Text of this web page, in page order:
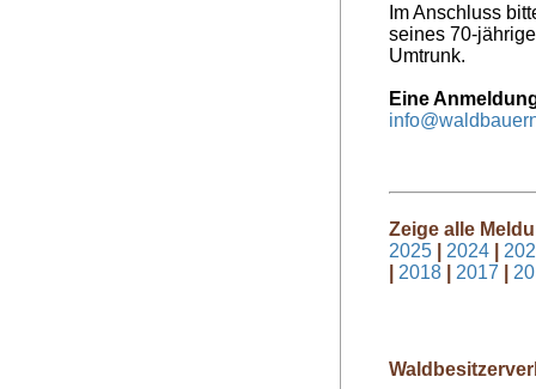
Im Anschluss
seines 70-
Umtrunk.
Eine
Zeige alle
2025
2024
2018 2017